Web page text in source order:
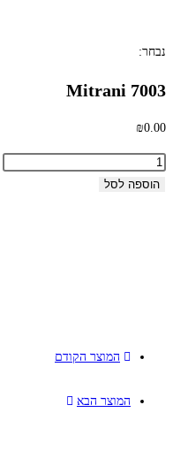
נבחר:
Mitrani 7003
₪0.00
הוספה לסל
המוצר הקודם
המוצר הבא